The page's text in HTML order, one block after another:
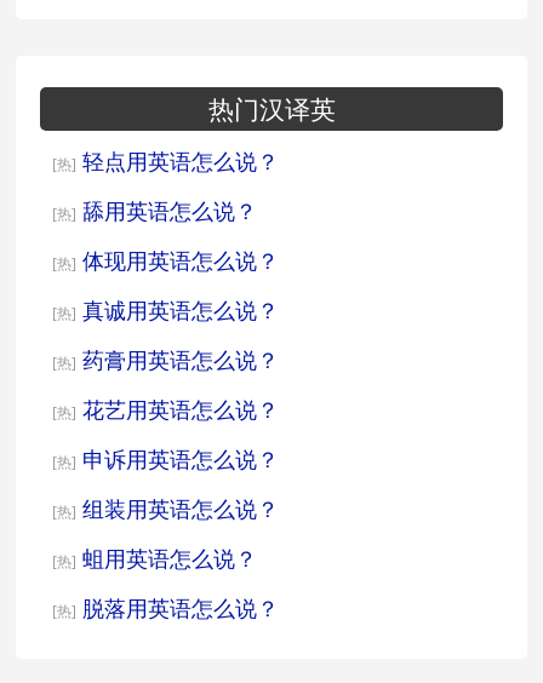
热门汉译英
[热] 轻点用英语怎么说？
[热] 舔用英语怎么说？
[热] 体现用英语怎么说？
[热] 真诚用英语怎么说？
[热] 药膏用英语怎么说？
[热] 花艺用英语怎么说？
[热] 申诉用英语怎么说？
[热] 组装用英语怎么说？
[热] 蛆用英语怎么说？
[热] 脱落用英语怎么说？